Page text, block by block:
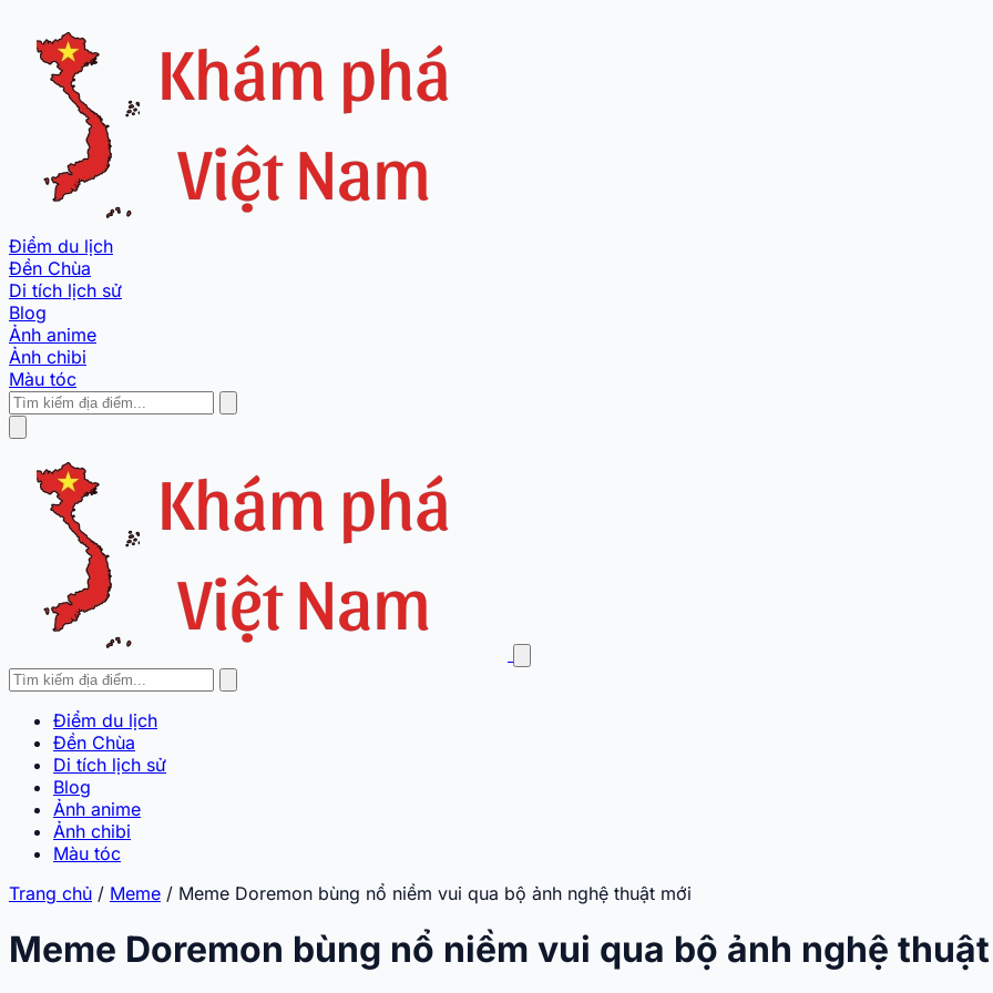
Điểm du lịch
Đền Chùa
Di tích lịch sử
Blog
Ảnh anime
Ảnh chibi
Màu tóc
Điểm du lịch
Đền Chùa
Di tích lịch sử
Blog
Ảnh anime
Ảnh chibi
Màu tóc
Trang chủ / Meme / Meme Doremon bùng nổ niềm vui qua bộ ảnh nghệ thuật mới
Meme Doremon bùng nổ niềm vui qua bộ ảnh nghệ